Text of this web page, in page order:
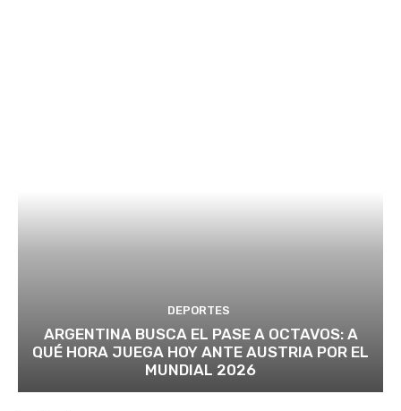
DEPORTES
ARGENTINA BUSCA EL PASE A OCTAVOS: A
QUÉ HORA JUEGA HOY ANTE AUSTRIA POR EL
MUNDIAL 2026